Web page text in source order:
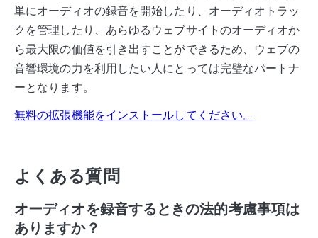
単にオーディオの録音を開始したり、オーディオトラッ
クを管理したり、あらゆるウェブサイトのオーディオか
ら最大限の価値を引き出すことができるため、ウェブの
音響環境の力を利用したい人にとっては完璧なパートナ
ーとなります。
無料の拡張機能をインストールしてください。
よくある質問
オーディオを録音するときの法的考慮事項は
ありますか？